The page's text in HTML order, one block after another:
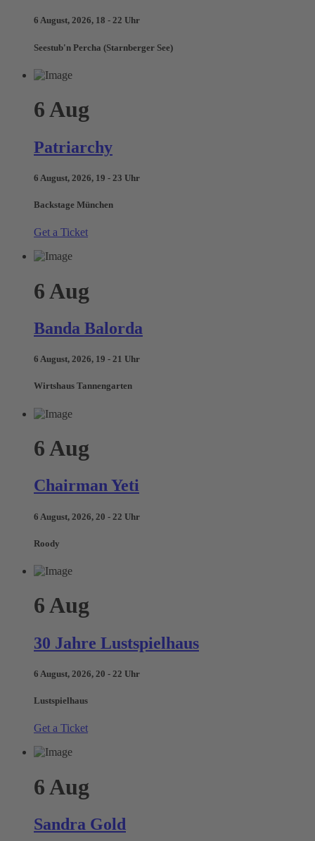
6 August, 2026, 18 - 22 Uhr
Seestub'n Percha (Starnberger See)
6Aug
Patriarchy
6 August, 2026, 19 - 23 Uhr
Backstage München
Get a Ticket
6 Aug
Banda Balorda
6 August, 2026, 19 - 21 Uhr
Wirtshaus Tannengarten
6 Aug
Chairman Yeti
6 August, 2026, 20 - 22 Uhr
Roody
6Aug
30 Jahre Lustspielhaus
6 August, 2026, 20 - 22 Uhr
Lustspielhaus
Get a Ticket
6 Aug
Sandra Gold